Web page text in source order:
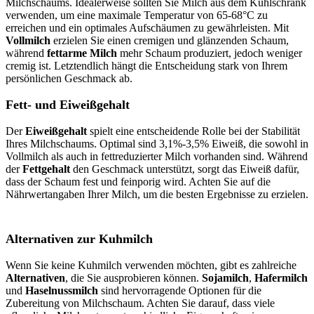
Milchschaums. Idealerweise sollten Sie Milch aus dem Kühlschrank
verwenden, um eine maximale Temperatur von 65-68°C zu
erreichen und ein optimales Aufschäumen zu gewährleisten. Mit
Vollmilch erzielen Sie einen cremigen und glänzenden Schaum,
während fettarme Milch mehr Schaum produziert, jedoch weniger
cremig ist. Letztendlich hängt die Entscheidung stark von Ihrem
persönlichen Geschmack ab.
Fett- und Eiweißgehalt
DerEiweißgehalt spielt eine entscheidende Rolle bei der Stabilität
Ihres Milchschaums. Optimal sind 3,1%-3,5% Eiweiß, die sowohl in
Vollmilch als auch in fettreduzierter Milch vorhanden sind. Während
derFettgehalt den Geschmack unterstützt, sorgt das Eiweiß dafür,
dass der Schaum fest und feinporig wird. Achten Sie auf die
Nährwertangaben Ihrer Milch, um die besten Ergebnisse zu erzielen.
Alternativen zur Kuhmilch
Wenn Sie keine Kuhmilch verwenden möchten, gibt es zahlreiche
Alternativen, die Sie ausprobieren können. Sojamilch, Hafermilch
und Haselnussmilch sind hervorragende Optionen für die
Zubereitung von Milchschaum. Achten Sie darauf, dass viele